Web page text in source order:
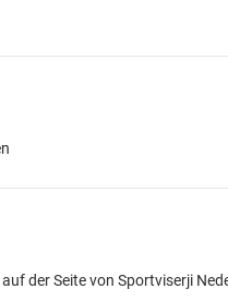
der Seite von Sportviserji